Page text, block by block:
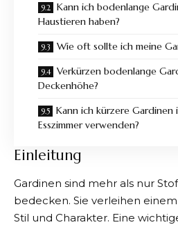
Kann ich bodenlange
Haustieren haben?
Wie oft sollte ich meine
Verkürzen bodenlange
Deckenhöhe?
Kann ich kürzere Gardinen
Esszimmer verwenden?
Einleitung
Gardinen sind mehr als nur
bedecken. Sie verleihen
Stil und Charakter. Eine